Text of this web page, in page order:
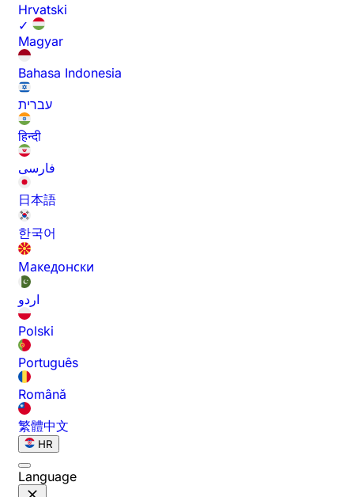
Hrvatski
✓
Magyar
Bahasa Indonesia
עברית
हिन्दी
فارسی
日本語
한국어
Македонски
اردو
Polski
Português
Română
繁體中文
HR
Language